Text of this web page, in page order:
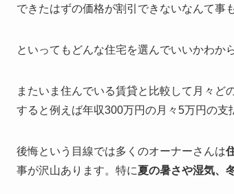
できたはずの価格が割引できないなんて事
といってもどんな住宅を選んでいいかわか
またいま住んでいる賃貸と比較して月々ど
すると例えば年収300万円の月々5万円の支
後悔という目線では多くのオーナーさんは
事が沢山あります。特に夏の暑さや湿気、